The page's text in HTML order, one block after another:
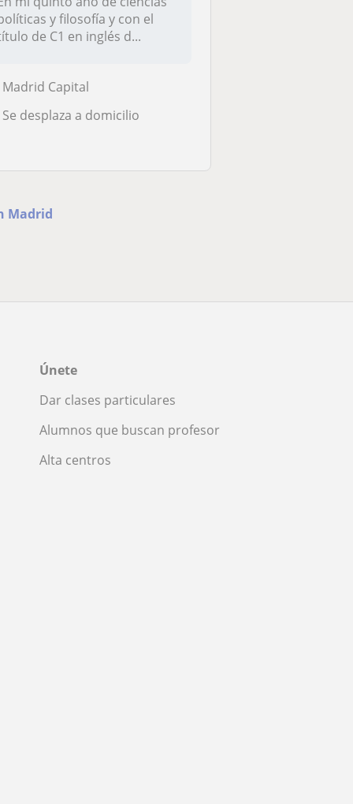
y filosofía y con el
de C1 en inglés d...
Madrid Capital
Se desplaza a domicilio
Madrid
Únete
Dar clases particulares
Alumnos que buscan profesor
Alta centros